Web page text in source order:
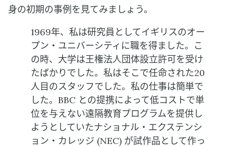
身の初期の事例を見てみましょう。
1969年、私は研究員としてイギリスのオー
プン・ユニバーシティに職を得ました。こ
の時、大学は王権法人団体設立許可を受け
たばかりでした。私はそこで任命された20
人目のスタッフでした。私の仕事は簡単で
した。BBC との提携によって低コストで単
位を与えない遠隔教育プログラムを提供し
ようとしていたナショナル・エクステンシ
ョン・カレッジ (NEC) が試作品として作っ